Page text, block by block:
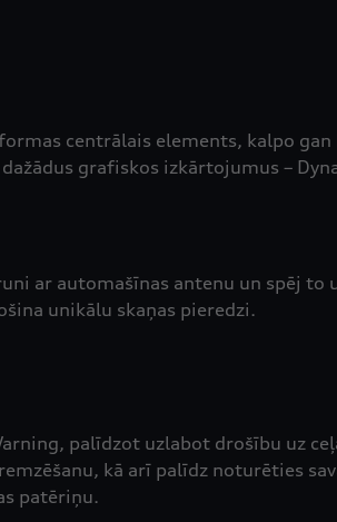
centrālais elements, kalpo gan
grafiskos izkārtojumus –
ar automašīnas antenu un spēj
unikālu skaņas pieredzi.
palīdzot uzlabot drošību uz
kā arī palīdz noturēties
patēriņu.